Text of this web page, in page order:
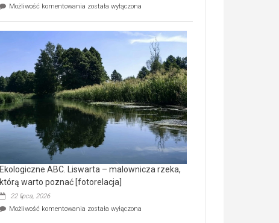
Możliwość komentowania Ekologiczne
wśród
nietoperzy
[wideo]
została wyłączona
Ekologiczne ABC. Liswarta – malownicza rzeka,
którą warto poznać [fotorelacja]
22 lipca, 2026
Możliwość komentowania Ekologiczne
została wyłączona